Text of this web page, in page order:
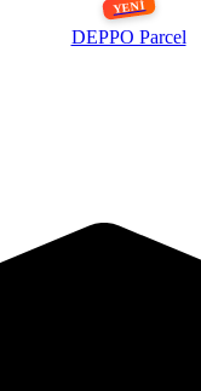
DEPPO Parcel